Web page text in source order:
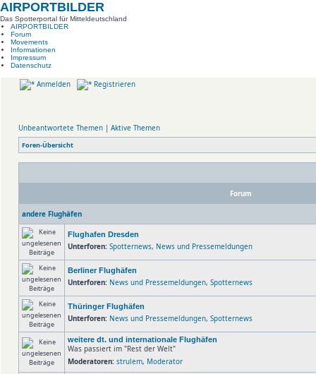
AIRPORTBILDER
Das Spotterportal für Mitteldeutschland
AIRPORTBILDER
Forum
Movements
Informationen
Impressum
Datenschutz
Anmelden Registrieren
Unbeantwortete Themen | Aktive Themen
Foren-Übersicht
Forum
andere Flughäfen
Flughafen Dresden
Unterforen: Spotternews, News und Pressemeldungen
Berliner Flughäfen
Unterforen: News und Pressemeldungen, Spotternews
Thüringer Flughäfen
Unterforen: News und Pressemeldungen, Spotternews
weitere dt. und internationale Flughäfen
Was passiert im "Rest der Welt"
Moderatoren: strulem, Moderator